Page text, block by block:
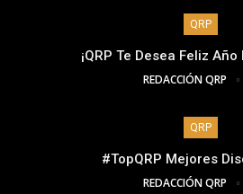
QRP
¡QRP Te Desea Feliz
REDACCIÓN QRP
QRP
#TopQRP Mejores
REDACCIÓN QRP